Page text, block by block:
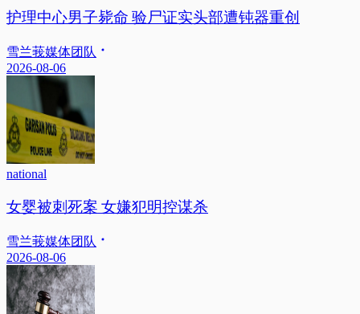
护理中心男子毙命 验尸证实头部遭钝器重创
雪兰莪媒体团队
2026-08-06
national
女婴被刺死案 女嫌犯明控谋杀
雪兰莪媒体团队
2026-08-06